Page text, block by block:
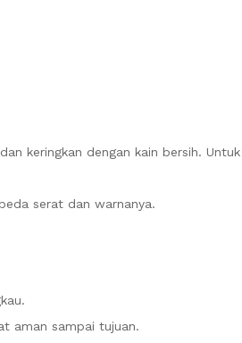
keringkan dengan kain bersih. Untuk
serat dan warnanya.
aman sampai tujuan.